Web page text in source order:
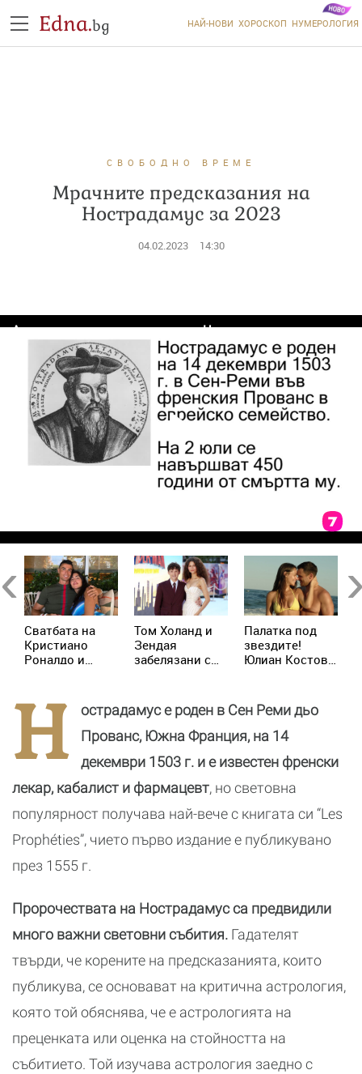
Edna.bg НАЙ-НОВИ ХОРОСКОП НУМЕРОЛОГИЯ
СВОБОДНО ВРЕМЕ
Мрачните предсказания на
Нострадамус за 2023
04.02.2023 14:30
Сватбата на
Кристиано
Роналдо и
церемония
днес?
Том Холанд и
Зендая
забелязани с
Палатка под
звездите!
Юлиан Костов
най-
романтичната
почивка
Н
острадамус е роден в Сен Реми дьо
Прованс, Южна Франция, на 14
декември 1503 г. и е известен френски
лекар, кабалист и фармацевт, но световна
популярност получава най-вече с книгата си “Les
Prophéties”, чието първо издание е публикувано
през 1555 г.
Пророчествата на Нострадамус са предвидили
много важни световни събития. Гадателят
твърди, че корените на предсказанията, които
публикува, се основават на критична астрология,
която той обяснява, че е астрологията на
преценката или оценка на стойността на
събитието. Той изучава астрология заедно с